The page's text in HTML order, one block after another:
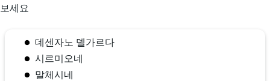
보세요
데센자노 델가르다
시르미오네
말체시네